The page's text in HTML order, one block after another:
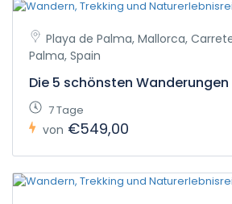
Playa de Palma, Mallorca,
Palma, Spain
Die 5 schönsten
7 Tage
von €549,00